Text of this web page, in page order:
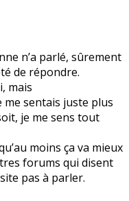
n’a parlé, sûrement
de répondre.
mais
sentais juste plus
je me sens tout
moins ça va mieux
forums qui disent
pas à parler.